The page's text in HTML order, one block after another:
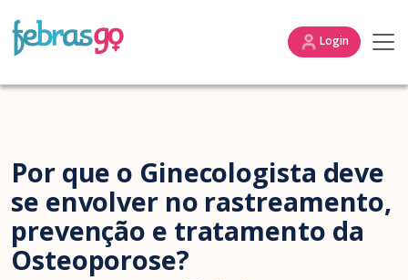
Login
Por que o Ginecologista deve
se envolver no rastreamento,
prevenção e tratamento da
Osteoporose?